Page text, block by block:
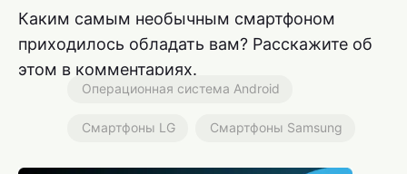
Каким самым необычным смартфоном
приходилось обладать вам? Расскажите об
этом в комментариях.
Операционная система Android
Смартфоны LG Смартфоны Samsung